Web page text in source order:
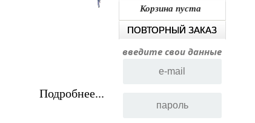
Подробнее...
Корзина пуста
ПОВТОРНЫЙ ЗАКАЗ
введите свои данные